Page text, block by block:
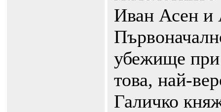
Иван Асен и
убежище при
това, най-
Галичко